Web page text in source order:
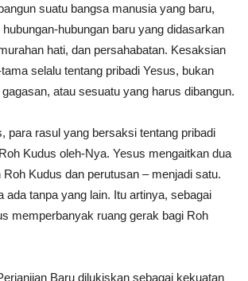
suatu bangsa manusia yang baru,
hubungan baru yang didasarkan
hati, dan persahabatan. Kesaksian
selalu tentang pribadi Yesus, bukan
atau sesuatu yang harus dibangun.
para rasul yang bersaksi tentang pribadi
Kudus oleh-Nya. Yesus mengaitkan dua
Roh Kudus dan perutusan – menjadi satu.
ada tanpa yang lain. Itu artinya, sebagai
memperbanyak ruang gerak bagi Roh
Baru dilukiskan sebagai kekuatan